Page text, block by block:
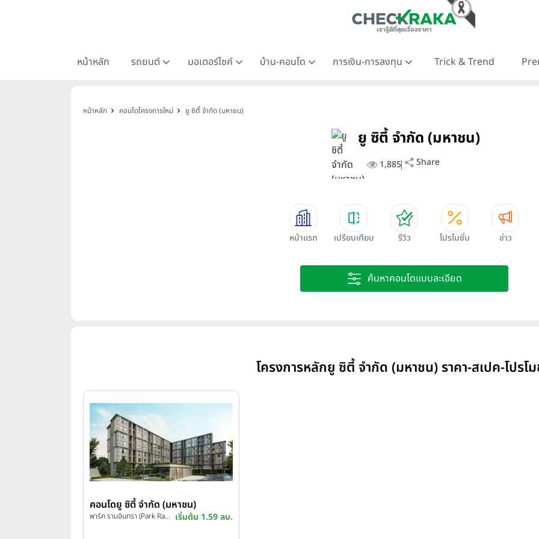
หน้าหลัก รถยนต์ มอเตอร์ไซค์ บ้าน-คอนโด การเงิน-การลงทุน Trick & Trend
หน้าหลัก คอนโดโครงการใหม่ ยู ซิตี้ จำกัด (มหาชน)
ยู ซิตี้ จำกัด (มหาชน)
1,885 Share
หน้าแรก เปรียบเทียบ รีวิว โปรโมชั่น ข่าว
ค้นหาคอนโดแบบละเอียด
โครงการหลักยู ซิตี้ จำกัด (มหาชน) ราคา-สเปค-โปรโ
คอนโดยู ซิตี้ จำกัด (มหาชน)
พาร์ค รามอินทรา (Park Ramindra) เริ่มต้น 1.59 ลบ.